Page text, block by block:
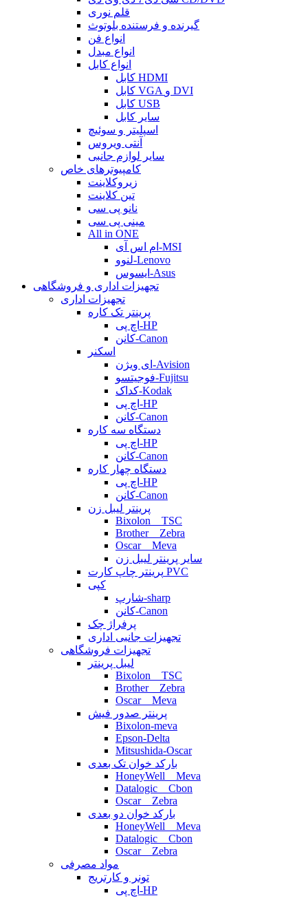
قلم نوری
گیرنده و فرستنده بلوتوث
انواع فن
انواع مبدل
انواع کابل
کابل HDMI
کابل VGA و DVI
کابل USB
سایر کابل
اسپلیتر و سوئیچ
آنتی ویروس
سایر لوازم جانبی
کامپیوترهای خاص
زیروکلاینت
تین کلاینت
نانو پی سی
مینی پی سی
All in ONE
ام اس آی-MSI
لنوو-Lenovo
ایسوس-Asus
تجهیزات اداری و فروشگاهی
تجهیزات اداری
پرینتر تک کاره
اچ پی-HP
کانن-Canon
اسکنر
ای ویژن-Avision
فوجیتسو-Fujitsu
کداک-Kodak
اچ پی-HP
کانن-Canon
دستگاه سه کاره
اچ پی-HP
کانن-Canon
دستگاه چهار کاره
اچ پی-HP
کانن-Canon
پرینتر لیبل زن
Bixolon _ TSC
Brother _ Zebra
Oscar _ Meva
سایر پرینتر لیبل زن
پرینتر چاپ کارت PVC
کپی
شارپ-sharp
کانن-Canon
پرفراژ چک
تجهیزات جانبی اداری
تجهیزات فروشگاهی
لیبل پرینتر
Bixolon _ TSC
Brother _ Zebra
Oscar _ Meva
پرینتر صدور فیش
Bixolon-meva
Epson-Delta
Mitsushida-Oscar
بارکد خوان تک بعدی
HoneyWell _ Meva
Datalogic _ Cbon
Oscar _ Zebra
بارکد خوان دو بعدی
HoneyWell _ Meva
Datalogic _ Cbon
Oscar _ Zebra
مواد مصرفی
تونر و کارتریج
اچ پی-HP